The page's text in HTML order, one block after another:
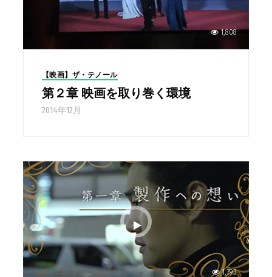
1,808
【映画】ザ・テノール
第２章 映画を取り巻く環境
2014年12月
1,793